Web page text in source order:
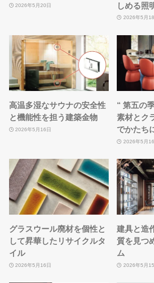
2026年5月20日
しめる照
2026年5月
高温多湿なサウナの安全性
と機能性を担う建築金物
2026年5月16日
“ 第五の
素材とク
でかたち
2026年5月16
グラスウール廃材を個性と
して昇華したリサイクルタ
イル
2026年5月16日
建具と造
質を見つ
ム
2026年5月15